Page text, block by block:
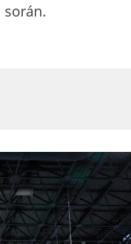
során.